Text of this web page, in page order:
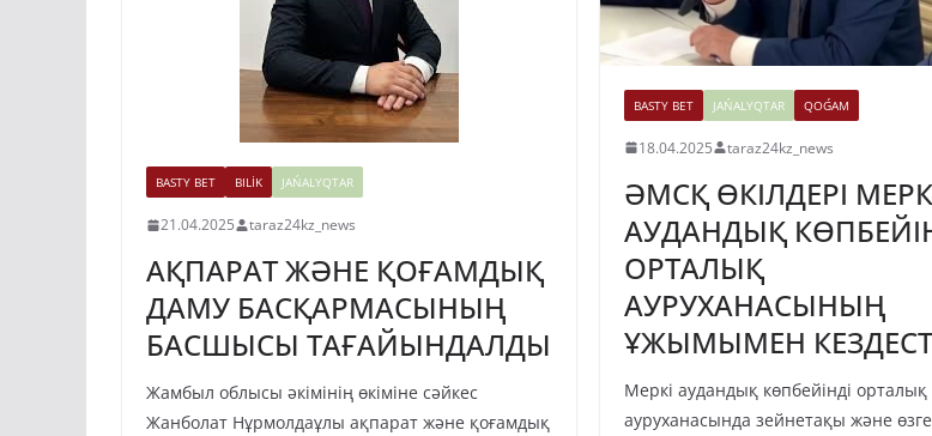
BASTY BET BILİK JAŃALYQTAR
21.04.2025 taraz24kz_news
АҚПАРАТ ЖӘНЕ ҚОҒАМДЫҚ
ДАМУ БАСҚАРМАСЫНЫҢ
БАСШЫСЫ ТАҒАЙЫНДАЛДЫ
Жамбыл облысы әкімінің өкіміне сәйкес
Жанболат Нұрмолдаұлы ақпарат және қоғамдық
BASTY BET JAŃALYQTAR QOǴAM
18.04.2025 taraz24kz_news
ӘМСҚ ӨКІЛДЕРІ
АУДАНДЫҚ
ОРТАЛЫҚ
АУРУХАНАСЫНЫҢ
ҰЖЫМЫМЕН
Меркі аудандық көпбейінді орталық
ауруханасында зейнетақы және